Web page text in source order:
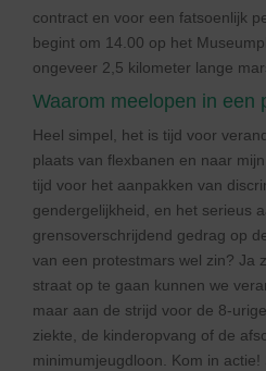
contract en voor een fatsoenlijk
begint om 14.00 op het
ongeveer 2,5 kilometer lange
Waarom meelopen in een
Heel simpel, het is tijd voor
plaats van flexbanen en naar
tijd voor het aanpakken van
gendergelijkheid, en het serieus
grensoverschrijdend gedrag op
van een protestmars wel zin? Ja
straat op te gaan kunnen we
maar aan de strijd voor de 8-
ziekte, de kinderopvang of de
minimumjeugdloon. Kom in actie!